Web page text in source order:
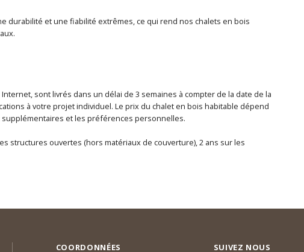
et une fiabilité extrêmes, ce qui rend nos chalets en bois
sont livrés dans un délai de 3 semaines à compter de la date de la
à votre projet individuel. Le prix du chalet en bois habitable dépend
et les préférences personnelles.
structures ouvertes (hors matériaux de couverture), 2 ans sur les
COORDONNÉES SUIVEZ NOUS